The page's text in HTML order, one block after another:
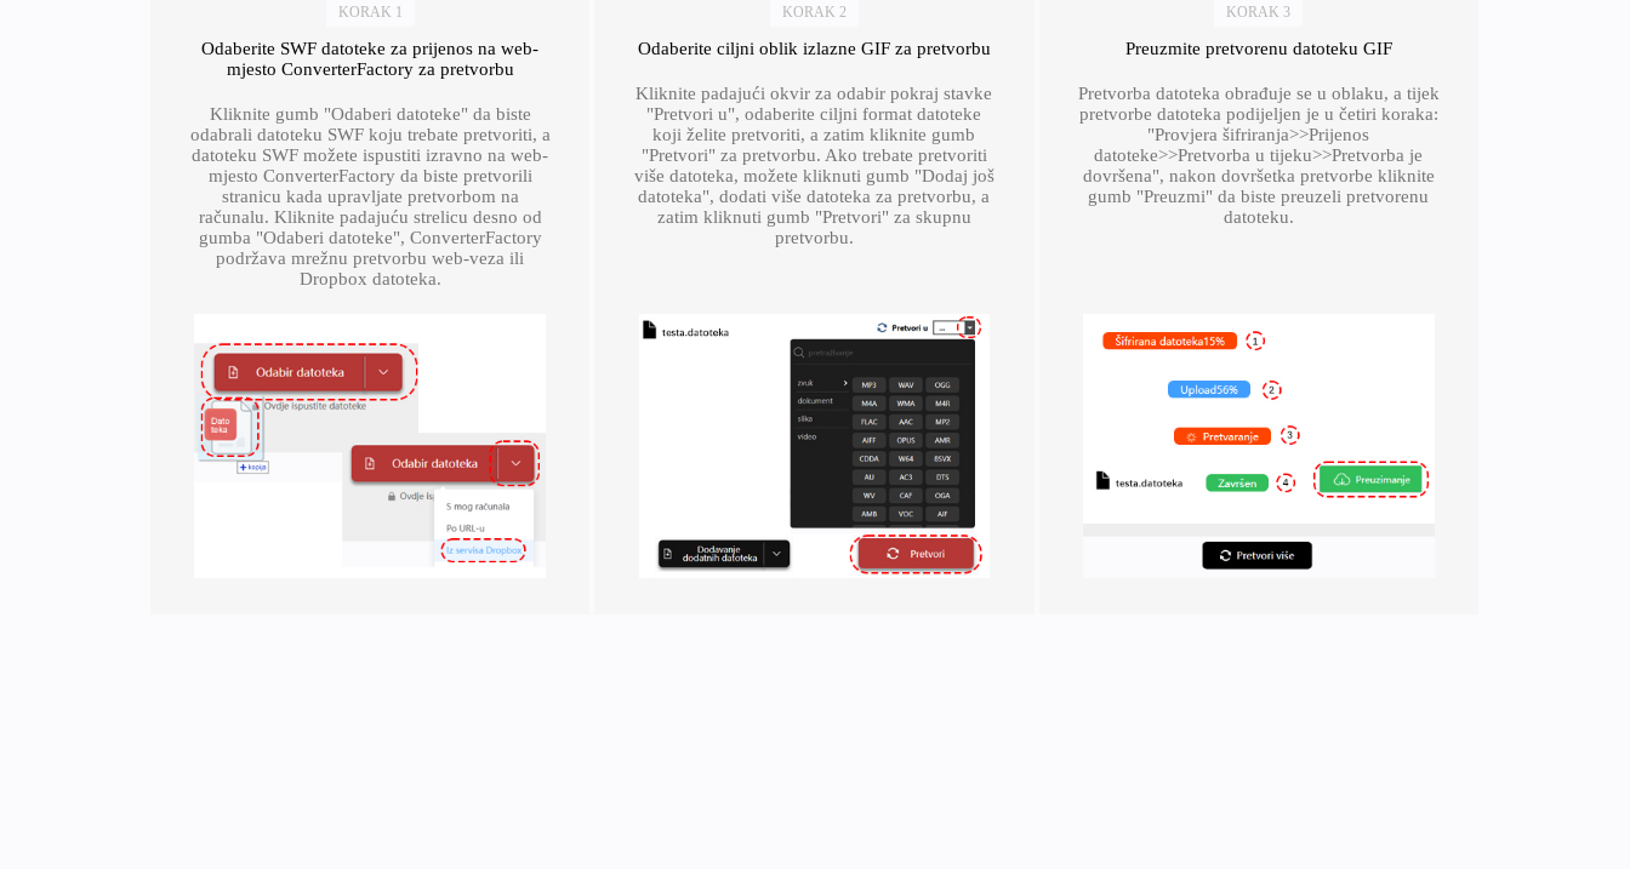
KORAK 1
Odaberite SWF datoteke za prijenos na web-
mjesto ConverterFactory za pretvorbu
Kliknite gumb "Odaberi datoteke" da biste
odabrali datoteku SWF koju trebate pretvoriti, a
datoteku SWF možete ispustiti izravno na web-
mjesto ConverterFactory da biste pretvorili
stranicu kada upravljate pretvorbom na
računalu. Kliknite padajuću strelicu desno od
gumba "Odaberi datoteke", ConverterFactory
podržava mrežnu pretvorbu web-veza ili
Dropbox datoteka.
KORAK 2
Odaberite ciljni oblik izlazne GIF za pretvorbu
Kliknite padajući okvir za odabir pokraj stavke
"Pretvori u", odaberite ciljni format datoteke
koji želite pretvoriti, a zatim kliknite gumb
"Pretvori" za pretvorbu. Ako trebate pretvoriti
više datoteka, možete kliknuti gumb "Dodaj još
datoteka", dodati više datoteka za pretvorbu, a
zatim kliknuti gumb "Pretvori" za skupnu
pretvorbu.
KORAK 3
Preuzmite pretvorenu datoteku GIF
Pretvorba datoteka obrađuje se u oblaku, a tijek
pretvorbe datoteka podijeljen je u četiri koraka:
"Provjera šifriranja>>Prijenos
datoteke>>Pretvorba u tijeku>>Pretvorba je
dovršena", nakon dovršetka pretvorbe kliknite
gumb "Preuzmi" da biste preuzeli pretvorenu
datoteku.